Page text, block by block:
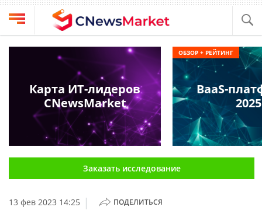
Выбрать
провайдера
Компании
обзоры
О
CNews
Конференции
Техника
Заказать исследование
13 фев 2023 14:25 | ПОДЕЛИТЬСЯ
Карта ИТ-лидеров
CNewsMarket
BaaS-
2025
ОБЗОР + РЕЙТИНГ